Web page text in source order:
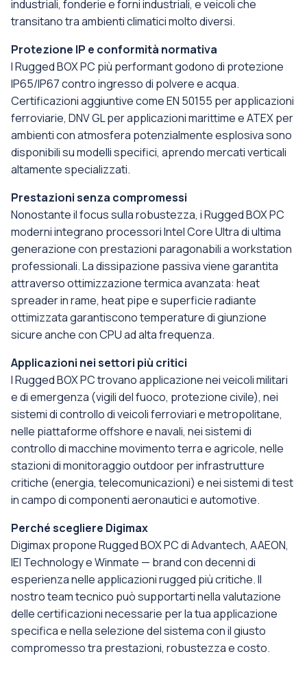
industriali, fonderie e forni industriali, e veicoli che
transitano tra ambienti climatici molto diversi.
Protezione IP e conformità normativa
I Rugged BOX PC più performant godono di protezione
IP65/IP67 contro ingresso di polvere e acqua.
Certificazioni aggiuntive come EN 50155 per applicazioni
ferroviarie, DNV GL per applicazioni marittime e ATEX per
ambienti con atmosfera potenzialmente esplosiva sono
disponibili su modelli specifici, aprendo mercati verticali
altamente specializzati.
Prestazioni senza compromessi
Nonostante il focus sulla robustezza, i Rugged BOX PC
moderni integrano processori Intel Core Ultra di ultima
generazione con prestazioni paragonabili a workstation
professionali. La dissipazione passiva viene garantita
attraverso ottimizzazione termica avanzata: heat
spreader in rame, heat pipe e superficie radiante
ottimizzata garantiscono temperature di giunzione
sicure anche con CPU ad alta frequenza.
Applicazioni nei settori più critici
I Rugged BOX PC trovano applicazione nei veicoli militari
e di emergenza (vigili del fuoco, protezione civile), nei
sistemi di controllo di veicoli ferroviari e metropolitane,
nelle piattaforme offshore e navali, nei sistemi di
controllo di macchine movimento terra e agricole, nelle
stazioni di monitoraggio outdoor per infrastrutture
critiche (energia, telecomunicazioni) e nei sistemi di test
in campo di componenti aeronautici e automotive.
Perché scegliere Digimax
Digimax propone Rugged BOX PC di Advantech, AAEON,
IEI Technology e Winmate — brand con decenni di
esperienza nelle applicazioni rugged più critiche. Il
nostro team tecnico può supportarti nella valutazione
delle certificazioni necessarie per la tua applicazione
specifica e nella selezione del sistema con il giusto
compromesso tra prestazioni, robustezza e costo.